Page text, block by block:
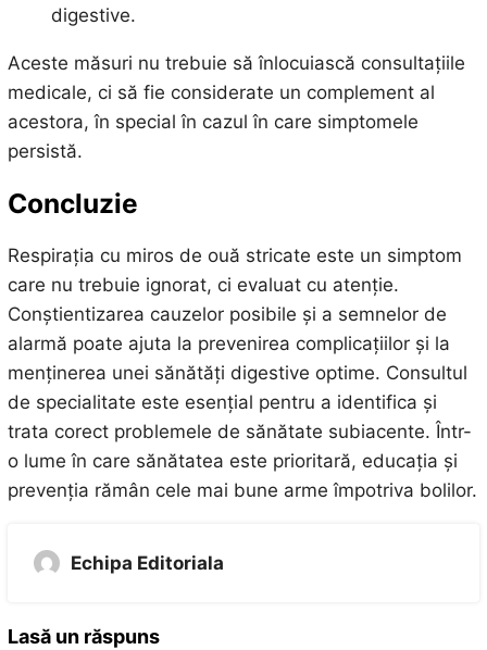
digestive.
Aceste măsuri nu trebuie să înlocuiască consultațiile
medicale, ci să fie considerate un complement al
acestora, în special în cazul în care simptomele
persistă.
Concluzie
Respirația cu miros de ouă stricate este un simptom
care nu trebuie ignorat, ci evaluat cu atenție.
Conștientizarea cauzelor posibile și a semnelor de
alarmă poate ajuta la prevenirea complicațiilor și la
menținerea unei sănătăți digestive optime. Consultul
de specialitate este esențial pentru a identifica și
trata corect problemele de sănătate subiacente. Într-
o lume în care sănătatea este prioritară, educația și
prevenția rămân cele mai bune arme împotriva bolilor.
Echipa Editoriala
Lasă un răspuns